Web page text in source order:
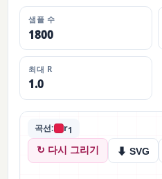
샘플 수
1800
최대 R
1.0
곡선: r1
↻ 다시 그리기 ⬇ SVG